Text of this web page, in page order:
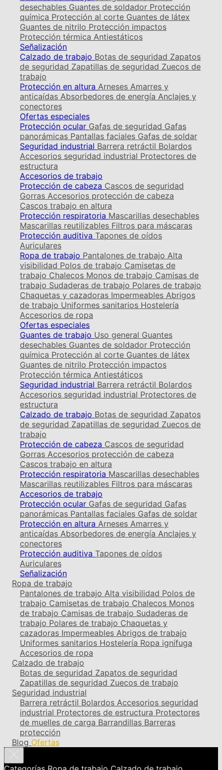
desechables Guantes de soldador Protección
química Protección al corte Guantes de látex
Guantes de nitrilo Protección impactos
Protección térmica Antiestáticos
Señalización
Calzado de trabajo Botas de seguridad Zapatos
de seguridad Zapatillas de seguridad Zuecos de
trabajo
Protección en altura Arneses Amarres y
anticaídas Absorbedores de energía Anclajes y
conectores
Ofertas especiales
Protección ocular Gafas de seguridad Gafas
panorámicas Pantallas faciales Gafas de soldar
Seguridad industrial Barrera retráctil Bolardos
Accesorios seguridad industrial Protectores de
estructura
Accesorios de trabajo
Protección de cabeza Cascos de seguridad
Gorras Accesorios protección de cabeza
Cascos trabajo en altura
Protección respiratoria Mascarillas desechables
Mascarillas reutilizables Filtros para máscaras
Protección auditiva Tapones de oídos
Auriculares
Ropa de trabajo Pantalones de trabajo Alta
visibilidad Polos de trabajo Camisetas de
trabajo Chalecos Monos de trabajo Camisas de
trabajo Sudaderas de trabajo Polares de trabajo
Chaquetas y cazadoras Impermeables Abrigos
de trabajo Uniformes sanitarios Hostelería
Accesorios de ropa
Ofertas especiales
Guantes de trabajo Uso general Guantes
desechables Guantes de soldador Protección
química Protección al corte Guantes de látex
Guantes de nitrilo Protección impactos
Protección térmica Antiestáticos
Seguridad industrial Barrera retráctil Bolardos
Accesorios seguridad industrial Protectores de
estructura
Calzado de trabajo Botas de seguridad Zapatos
de seguridad Zapatillas de seguridad Zuecos de
trabajo
Protección de cabeza Cascos de seguridad
Gorras Accesorios protección de cabeza
Cascos trabajo en altura
Protección respiratoria Mascarillas desechables
Mascarillas reutilizables Filtros para máscaras
Accesorios de trabajo
Protección ocular Gafas de seguridad Gafas
panorámicas Pantallas faciales Gafas de soldar
Protección en altura Arneses Amarres y
anticaídas Absorbedores de energía Anclajes y
conectores
Protección auditiva Tapones de oídos
Auriculares
Señalización
Ropa de trabajo
Pantalones de trabajo Alta visibilidad Polos de
trabajo Camisetas de trabajo Chalecos Monos
de trabajo Camisas de trabajo Sudaderas de
trabajo Polares de trabajo Chaquetas y
cazadoras Impermeables Abrigos de trabajo
Uniformes sanitarios Hostelería Ropa ignífuga
Accesorios de ropa
Calzado de trabajo
Botas de seguridad Zapatos de seguridad
Zapatillas de seguridad Zuecos de trabajo
Seguridad industrial
Barrera retráctil Bolardos Accesorios seguridad
industrial Protectores de estructura Protectores
de muelles de carga Barrandillas Barreras
protección
Blog Ofertas